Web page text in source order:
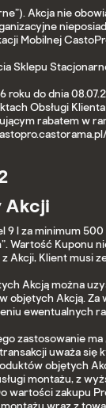
Akcja nie
Mobilnej
do dnia
Obsługi
rabatem w
Akcji
za minimum
Wartość
Klient musi
Akcją można
Akcją.
ewentualnych
zastosowanie
uważa
objętych
montażu, z
zakupu